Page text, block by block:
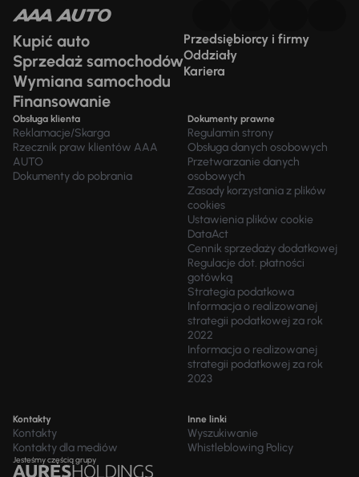
Kupić auto
Sprzedaż samochodów
Wymiana samochodu
Finansowanie
Przedsiębiorcy i firmy
Oddziały
Kariera
Obsługa klienta
Reklamacje/Skarga
Rzecznik praw klientów AAA
AUTO
Dokumenty do pobrania
Dokumenty prawne
Regulamin strony
Obsługa danych osobowych
Przetwarzanie danych
osobowych
Zasady korzystania z plików
cookies
Ustawienia plików cookie
DataAct
Cennik sprzedaży dodatkowej
Regulacje dot. płatności
gotówką
Strategia podatkowa
Informacja o realizowanej
strategii podatkowej za rok
2022
Informacja o realizowanej
strategii podatkowej za rok
2023
Kontakty
Kontakty
Kontakty dla mediów
Inne linki
Wyszukiwanie
Whistleblowing Policy
Jesteśmy częścią grupy